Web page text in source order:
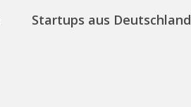
Startups aus Deutschland